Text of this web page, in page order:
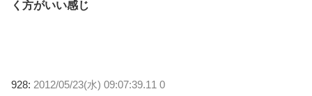
く方がいい感じ
928: 2012/05/23(水) 09:07:39.11 0